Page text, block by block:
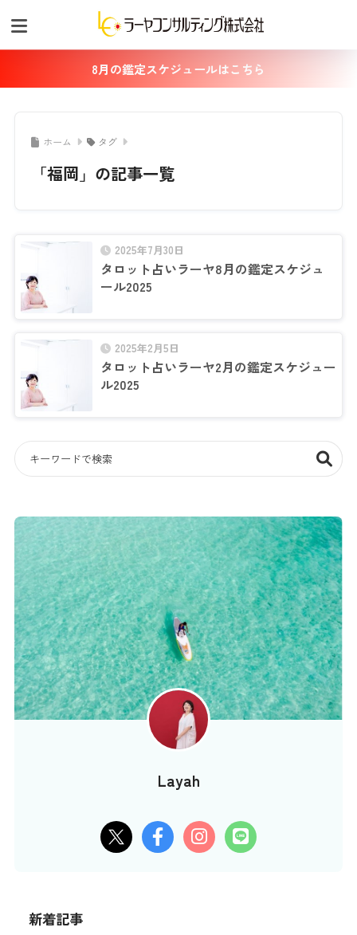
8月の鑑定スケジュールはこちら
ホーム タグ
「福岡」の記事一覧
2025年7月30日
タロット占いラーヤ8月の鑑定スケジュ
ール2025
2025年2月5日
タロット占いラーヤ2月の鑑定スケジュー
ル2025
Layah
新着記事